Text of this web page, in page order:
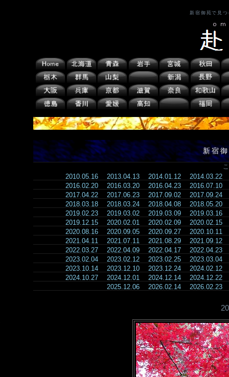
新宿御苑で見
新宿
2010.05.16 2013.04.13 2014.01.12
2014.03.22
2016.02.20
2016.03.20 2016.04.23
2016.07.10
2017.04.22
2017.06.23 2017.09.02
2017.09.24
2018.03.18
2018.03.24 2018.04.08
2018.05.20
2019.02.23
2019.03.02 2019.03.09
2019.03.16
2019.12.15
2020.02.01 2020.02.09
2020.02.15
2020.08.16
2020.09.05 2020.09.27
2020.10.11
2021.04.11
2021.07.11 2021.08.29
2021.09.12
2022.03.27
2022.04.09 2022.04.17
2022.04.23
2023.02.04
2023.02.12 2023.02.25
2023.03.04
2023.10.14
2023.12.10 2023.12.24
2024.02.12
2024.10.27
2024.12.01 2024.12.14
2024.12.22
2025.12.06
2026.02.14 2026.02.23